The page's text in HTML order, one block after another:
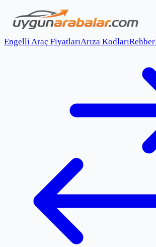
Engelli Araç FiyatlarıArıza KodlarıRehber